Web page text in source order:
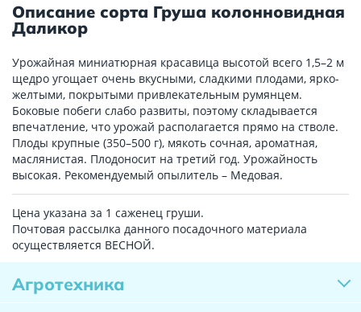
Описание сорта Груша колонновидная
Даликор
Урожайная миниатюрная красавица высотой всего 1,5–2 м
щедро угощает очень вкусными, сладкими плодами, ярко-
желтыми, покрытыми привлекательным румянцем.
Боковые побеги слабо развиты, поэтому складывается
впечатление, что урожай располагается прямо на стволе.
Плоды крупные (350–500 г), мякоть сочная, ароматная,
маслянистая. Плодоносит на третий год. Урожайность
высокая. Рекомендуемый опылитель – Медовая.
Цена указана за 1 саженец груши.
Почтовая рассылка данного посадочного материала
осуществляется ВЕСНОЙ.
Агротехника